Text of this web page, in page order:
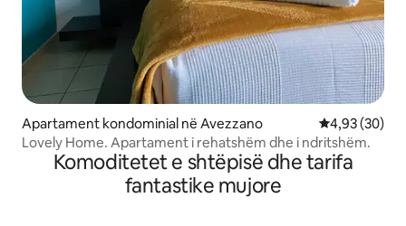
Apartament kondominial në Avezzano Vlerësimi
4,93 (30)
Lovely Home. Apartament i rehatshëm dhe i ndritshëm.
Komoditetet e shtëpisë dhe tarifa
fantastike mujore